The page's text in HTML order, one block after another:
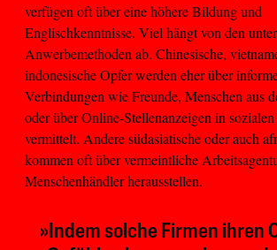
verfügen oft über eine höhere Bildung und
Englischkenntnisse. Viel hängt von den
Anwerbemethoden ab. Chinesische,
indonesische Opfer werden eher über
Verbindungen wie Freunde, Menschen aus
oder über Online-Stellenanzeigen in
vermittelt. Andere südasiatische oder auch
kommen oft über vermeintliche
Menschenhändler herausstellen.
»Indem solche Firmen ihren